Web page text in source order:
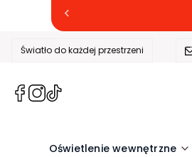
Światło do każdej przestrzeni
(Otwiera
(Otwiera
nowej
(Otwiera
nowej
Oświetlenie wewnętrzne